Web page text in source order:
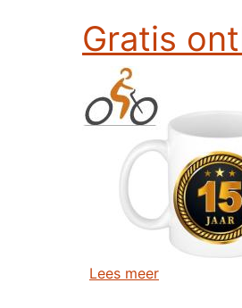
Gratis
Lees meerover Gratis